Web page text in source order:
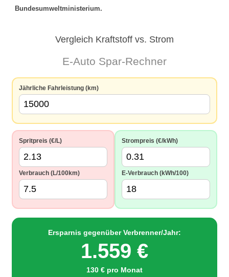
Bundesumweltministerium.
Vergleich Kraftstoff vs. Strom
E-Auto Spar-Rechner
Jährliche Fahrleistung (km)
Spritpreis (€/L)
Verbrauch (L/100km)
Strompreis (€/kWh)
E-Verbrauch (kWh/100)
Ersparnis gegenüber Verbrenner/Jahr:
1.559 €
130 € pro Monat